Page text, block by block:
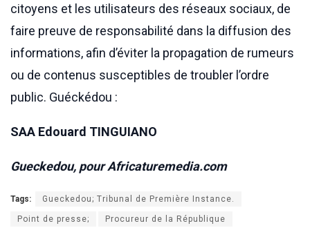
citoyens et les utilisateurs des réseaux sociaux, de
faire preuve de responsabilité dans la diffusion des
informations, afin d’éviter la propagation de rumeurs
ou de contenus susceptibles de troubler l’ordre
public. Guéckédou :
SAA Edouard TINGUIANO
Gueckedou, pour Africaturemedia.com
Tags: Gueckedou; Tribunal de Première Instance.
Point de presse; Procureur de la République